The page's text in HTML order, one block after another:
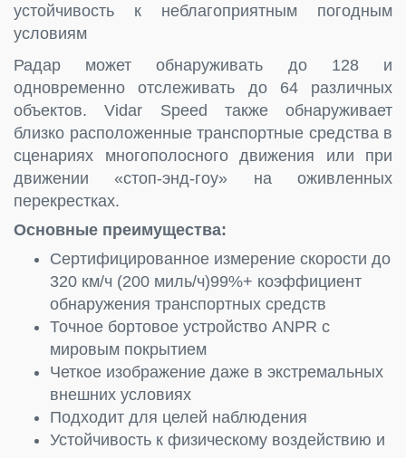
устойчивость к неблагоприятным погодным
условиям
Радар может обнаруживать до 128 и
одновременно отслеживать до 64 различных
объектов. Vidar Speed также обнаруживает
близко расположенные транспортные средства в
сценариях многополосного движения или при
движении «стоп-энд-гоу» на оживленных
перекрестках.
Основные преимущества:
Сертифицированное измерение скорости до
320 км/ч (200 миль/ч)99%+ коэффициент
обнаружения транспортных средств
Точное бортовое устройство ANPR с
мировым покрытием
Четкое изображение даже в экстремальных
внешних условиях
Подходит для целей наблюдения
Устойчивость к физическому воздействию и